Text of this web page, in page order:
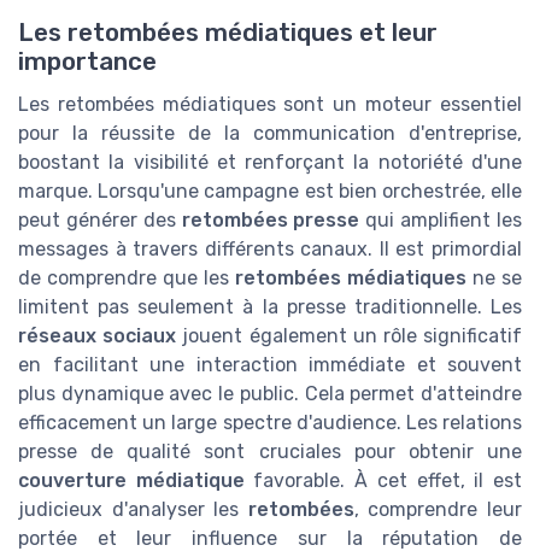
Les retombées médiatiques et leur
importance
Les retombées médiatiques sont un moteur essentiel
pour la réussite de la communication d'entreprise,
boostant la visibilité et renforçant la notoriété d'une
marque. Lorsqu'une campagne est bien orchestrée, elle
peut générer des retombées presse qui amplifient les
messages à travers différents canaux. Il est primordial
de comprendre que les retombées médiatiques ne se
limitent pas seulement à la presse traditionnelle. Les
réseaux sociaux jouent également un rôle significatif
en facilitant une interaction immédiate et souvent
plus dynamique avec le public. Cela permet d'atteindre
efficacement un large spectre d'audience. Les relations
presse de qualité sont cruciales pour obtenir une
couverture médiatique favorable. À cet effet, il est
judicieux d'analyser les retombées, comprendre leur
portée et leur influence sur la réputation de